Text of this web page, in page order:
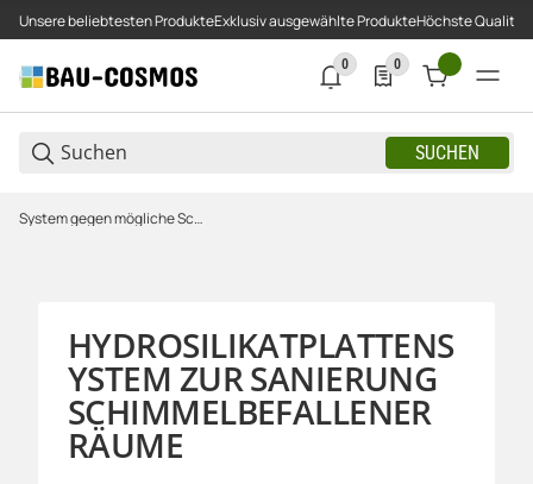
Unsere beliebtesten ProdukteExklusiv ausgewählte ProdukteHöchste Qualität
SUCHEN
0
0 neue Notifizierungen
0
0 Produkte in der Liste
System gegen mögliche Schimmelneubildung
HYDROSILIKATPLATTENS
YSTEM ZUR SANIERUNG
SCHIMMELBEFALLENER
RÄUME